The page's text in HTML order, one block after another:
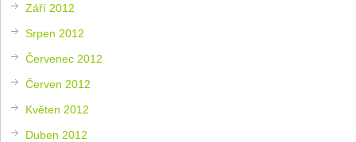
Září 2012
Srpen 2012
Červenec 2012
Červen 2012
Květen 2012
Duben 2012